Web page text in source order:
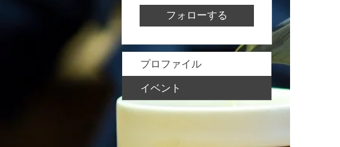
フォローする
プロファイル
イベント